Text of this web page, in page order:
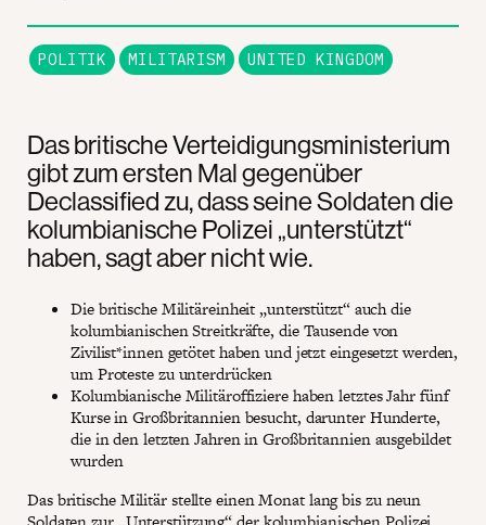
Das britische Verteidigungsministerium
gibt zum ersten Mal gegenüber
Declassified zu, dass seine Soldaten die
kolumbianische Polizei „unterstützt“
haben, sagt aber nicht wie.
Die britische Militäreinheit „unterstützt“ auch die
kolumbianischen Streitkräfte, die Tausende von
Zivilist*innen getötet haben und jetzt eingesetzt werden,
um Proteste zu unterdrücken
Kolumbianische Militäroffiziere haben letztes Jahr fünf
Kurse in Großbritannien besucht, darunter Hunderte,
die in den letzten Jahren in Großbritannien ausgebildet
wurden
Das britische Militär stellte einen Monat lang bis zu neun
POLITIK MILITARISM UNITED KINGDOM